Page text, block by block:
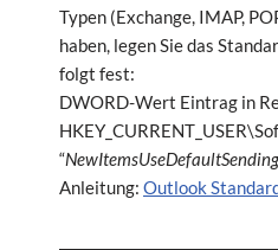
Typen (Exchange, IMAP,
haben, legen Sie das
folgt fest:
DWORD-Wert Eintrag in
“
Anleitung: Outlook